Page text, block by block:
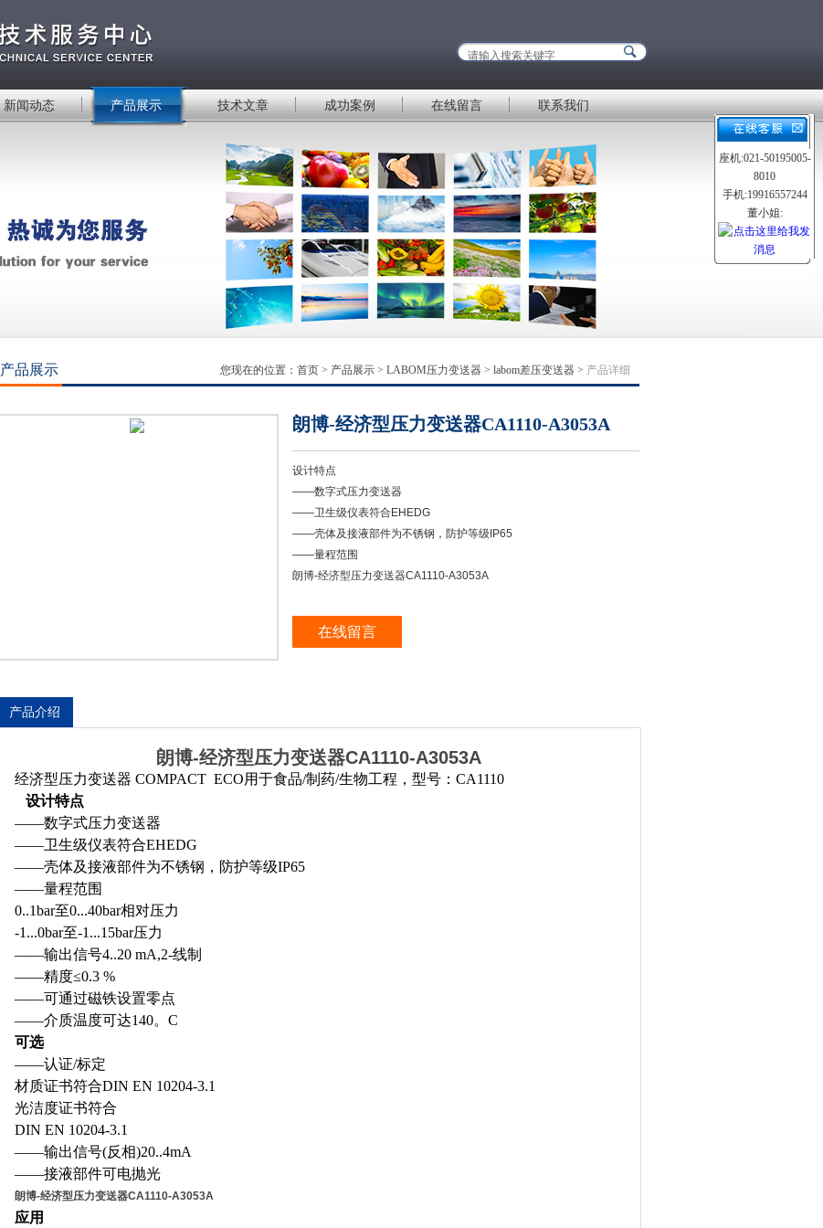
新闻动态 产品展示 技术文章 成功案例 在线留言 联系我们
产品展示 您现在的位置： 首页 > 产品展示 > LABOM压力变送器 > labom差压变送器 > 产品详细
朗博-经济型压力变送器CA1110-A3053A
设计特点
——数字式压力变送器
——卫生级仪表符合EHEDG
——壳体及接液部件为不锈钢，防护等级IP65
——量程范围
朗博-经济型压力变送器CA1110-A3053A
在线留言
产品介绍
朗博-经济型压力变送器CA1110-A3053A
经济型压力变送器 COMPACT ECO用于食品/制药/生物工程，型号：CA1110
设计特点
——数字式压力变送器
——卫生级仪表符合EHEDG
——壳体及接液部件为不锈钢，防护等级IP65
——量程范围
0..1bar至0...40bar相对压力
-1...0bar至-1...15bar压力
——输出信号4..20 mA,2-线制
——精度≤0.3 %
——可通过磁铁设置零点
——介质温度可达140。C
可选
——认证/标定
材质证书符合DIN EN 10204-3.1
光洁度证书符合
DIN EN 10204-3.1
——输出信号(反相)20..4mA
——接液部件可电抛光
朗博-经济型压力变送器CA1110-A3053A
应用
座机:021-50195005-
8010
手机:19916557244
董小姐: